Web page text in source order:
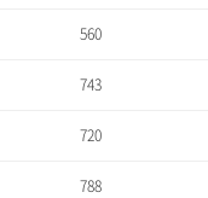
560
743
720
788